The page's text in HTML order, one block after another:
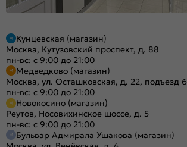
Кунцевская (магазин)
Москва, Кутузовский проспект, д. 88
пн-вс: с 9:00 до 21:00
Медведково (магазин)
Москва, ул. Осташковская, д. 22, подъезд 6
пн-вс: с 9:00 до 21:00
Новокосино (магазин)
Реутов, Носовихинское шоссе, д. 5
пн-вс: с 9:00 до 21:00
Бульвар Адмирала Ушакова (магазин)